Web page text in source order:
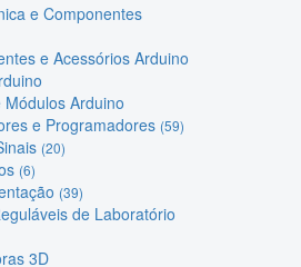
e Componentes
e Acessórios Arduino
Módulos Arduino
e Programadores (59)
(20)
(6)
(39)
de Laboratório
3D